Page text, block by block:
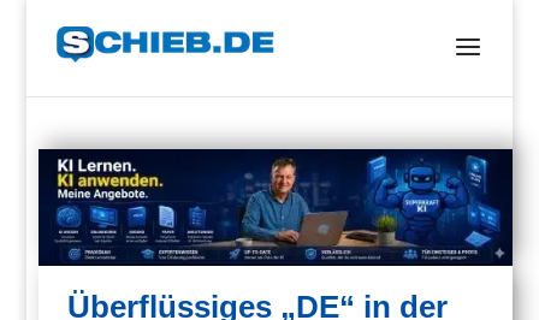
Überflüssiges „DE“ in der